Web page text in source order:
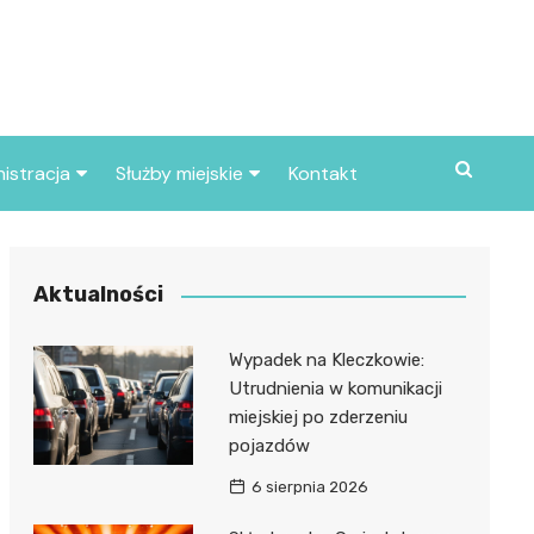
miasta
Służby miejskie
Policja
Kontakt
Aktualności
Wypadek na Kleczkowie:
Utrudnienia w komunikacji
miejskiej po zderzeniu
pojazdów
6 sierpnia 2026